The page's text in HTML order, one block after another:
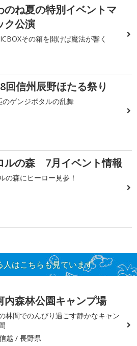
のね夏の特別イベントマ
ク公演
その箱を開けば魔法が響く
回信州辰野ほたる祭り
のゲンジボタルの乱舞
ルの森 7月イベント情報
の森にヒーロー見参！
はこちらも見ています
内森林公園キャンプ場
林間でのんびり過ごす静かなキャン
越 / 長野県